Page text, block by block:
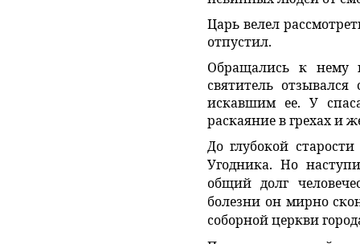
Царь велел
отпустил.
Обращались к
святитель
искавшим ее. У
раскаяние в грехах и
До глубокой
Угодника. Но
общий долг
болезни он мирно
соборной церкви